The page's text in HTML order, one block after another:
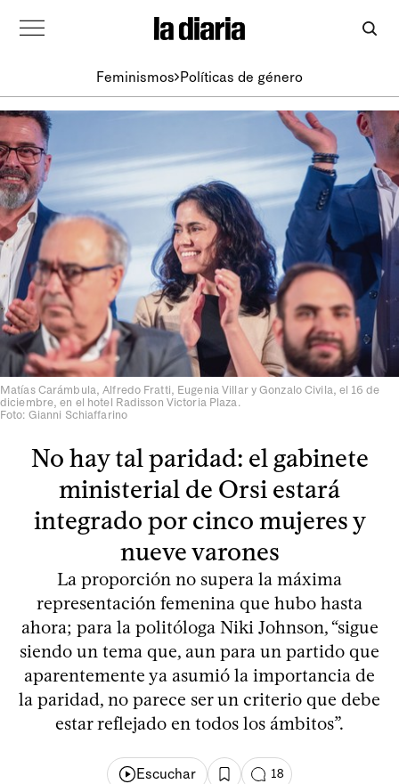
Feminismos Políticas de género
Matías Carámbula, Alfredo Fratti, Eugenia Villar y Gonzalo Civila, el 16 de
diciembre, en el hotel Radisson Victoria Plaza.
Foto: Gianni Schiaffarino
No hay tal paridad: el gabinete
ministerial de Orsi estará
integrado por cinco mujeres y
nueve varones
La proporción no supera la máxima
representación femenina que hubo hasta
ahora; para la politóloga Niki Johnson, “sigue
siendo un tema que, aun para un partido que
aparentemente ya asumió la importancia de
la paridad, no parece ser un criterio que debe
estar reflejado en todos los ámbitos”.
Escuchar 18